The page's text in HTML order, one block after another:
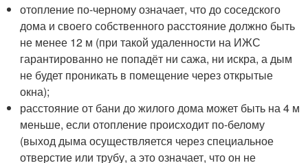
отопление по-черному означает, что до соседского
дома и своего собственного расстояние должно быть
не менее 12 м (при такой удаленности на ИЖС
гарантированно не попадёт ни сажа, ни искра, а дым
не будет проникать в помещение через открытые
окна);
расстояние от бани до жилого дома может быть на 4 м
меньше, если отопление происходит по-белому
(выход дыма осуществляется через специальное
отверстие или трубу, а это означает, что он не